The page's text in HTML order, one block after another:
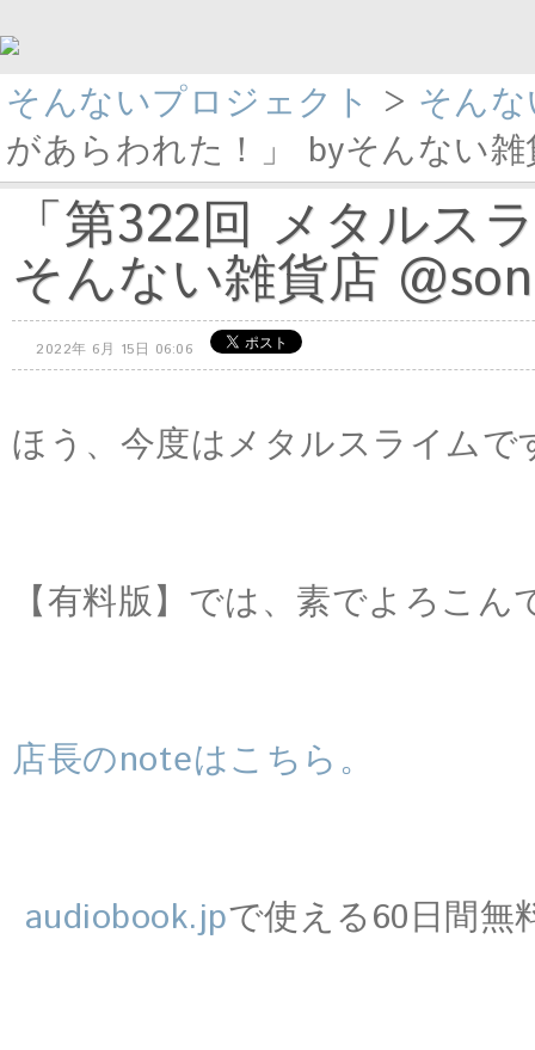
そんないプロジェクト > そん
があらわれた！」 byそんない
「第322回 メタルス
そんない雑貨店
2022年 6月 15日 06:06
ほう、今度はメタルスライム
【有料版】では、素でよろこ
店長のnoteはこちら。
audiobook.jpで使える60日間無